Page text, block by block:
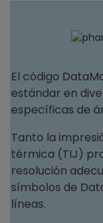
El código
estándar en
específicas de
Tanto la
térmica (TIJ)
resolución
símbolos de
líneas.